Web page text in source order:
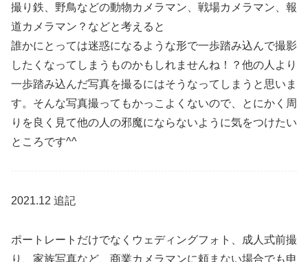
撮り鉄、野鳥などの動物カメラマン、戦場カメラマン、報
道カメラマン？などと考えると
誰かにとっては迷惑になるような形で一歩踏み込んで撮影
したくなってしまうものかもしれませんね！？他の人より
一歩踏み込んだ写真を撮るにはそうなってしまうと思いま
す。そんな写真撮ってもかっこよくないので、とにかく周
りを良く見て他の人の邪魔にならないように気をつけたい
ところです^^
2021.12 追記
ポートレートだけでなくウェディングフォト、成人式前撮
り、家族写真など、商業カメラマンに頼まない場合でも申